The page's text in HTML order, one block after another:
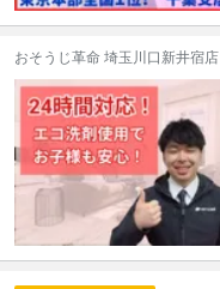
おそうじ革命 埼玉川口新井宿店